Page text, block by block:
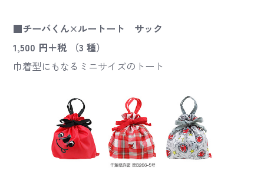
■チーバくん×ルートート サック
1,500 円＋税 （3 種）
巾着型にもなるミニサイズのトート